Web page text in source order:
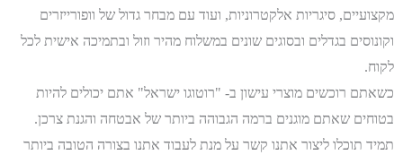
מקצועיים, סיגריות אלקטרוניות, ועוד עם מבחר גדול של וופורייזרים
וקונוסים בגדלים ובסוגים שונים במשלוח מהיר וזול ובתמיכה אישית לכל
לקוח.
כשאתם רוכשים מוצרי עישון ב- "רוטוגו ישראל" אתם יכולים להיות
בטוחים שאתם מוגנים ברמה הגבוהה ביותר של אבטחה והגנת צרכן.
תמיד תוכלו ליצור אתנו קשר על מנת לעבוד אתנו בצורה הטובה ביותר